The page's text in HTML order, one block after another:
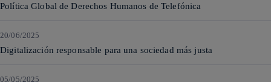
Política Global de Derechos Humanos de Telefónica
20/06/2025
Digitalización responsable para una sociedad más justa
05/05/2025